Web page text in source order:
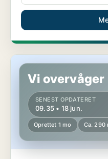
Værksted i Aabenraa
Vi overvåger
SENEST OPDATERET
09.35 • 18 jun.
Oprettet 1 mo Ca. 290